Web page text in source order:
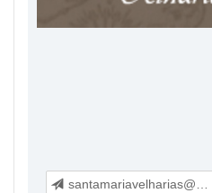
santamariavelharias@sapo.pt